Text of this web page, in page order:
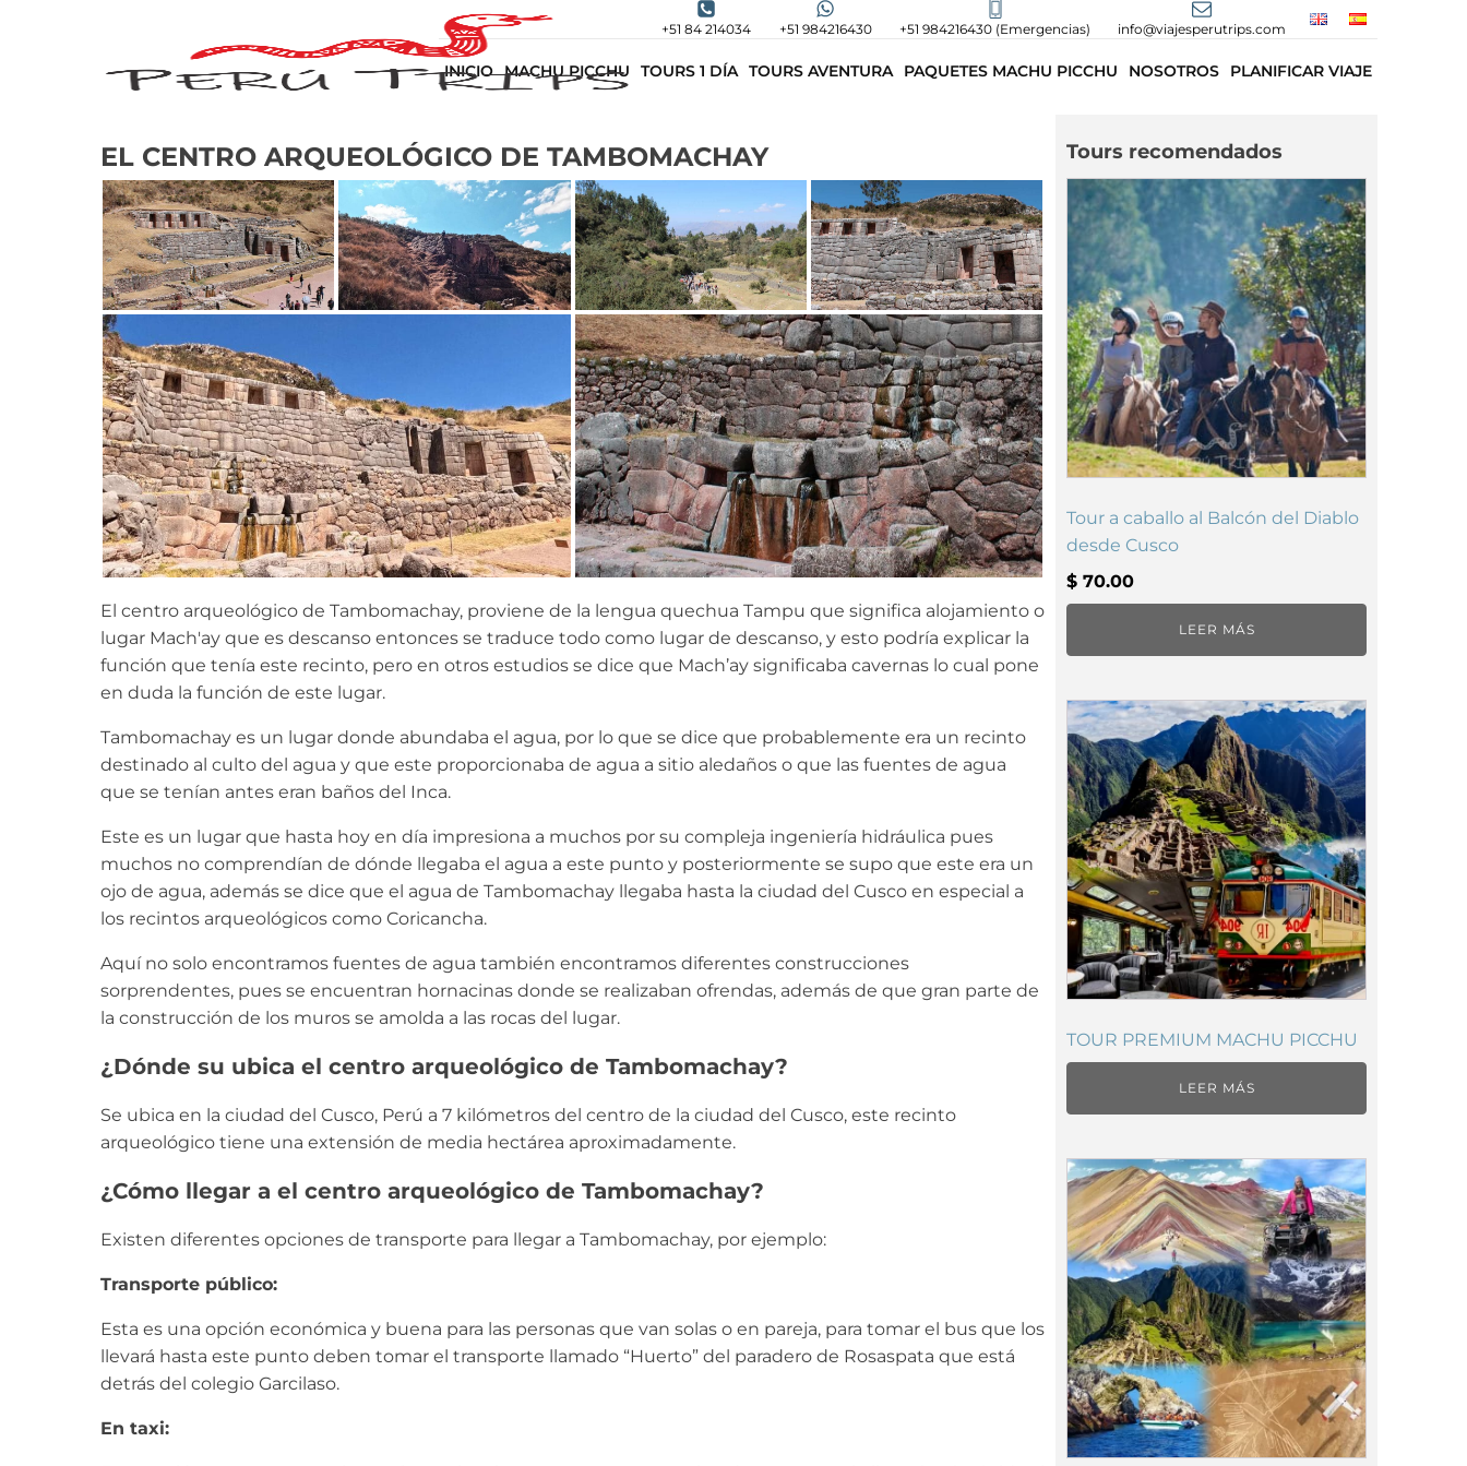
+51 84 214034 +51 984216430 +51 984216430 (Emergencias) info@viajesperutrips.com
INICIO MACHU PICCHU TOURS 1 DÍA TOURS AVENTURA PAQUETES MACHU PICCHU NOSOTROS PLANIFICAR VIAJE
EL CENTRO ARQUEOLÓGICO DE TAMBOMACHAY
El centro arqueológico de Tambomachay, proviene de la lengua quechua Tampu que significa alojamiento o
lugar Mach'ay que es descanso entonces se traduce todo como lugar de descanso, y esto podría explicar la
función que tenía este recinto, pero en otros estudios se dice que Mach’ay significaba cavernas lo cual pone
en duda la función de este lugar.
Tambomachay es un lugar donde abundaba el agua, por lo que se dice que probablemente era un recinto
destinado al culto del agua y que este proporcionaba de agua a sitio aledaños o que las fuentes de agua
que se tenían antes eran baños del Inca.
Este es un lugar que hasta hoy en día impresiona a muchos por su compleja ingeniería hidráulica pues
muchos no comprendían de dónde llegaba el agua a este punto y posteriormente se supo que este era un
ojo de agua, además se dice que el agua de Tambomachay llegaba hasta la ciudad del Cusco en especial a
los recintos arqueológicos como Coricancha.
Aquí no solo encontramos fuentes de agua también encontramos diferentes construcciones
sorprendentes, pues se encuentran hornacinas donde se realizaban ofrendas, además de que gran parte de
la construcción de los muros se amolda a las rocas del lugar.
¿Dónde su ubica el centro arqueológico de Tambomachay?
Se ubica en la ciudad del Cusco, Perú a 7 kilómetros del centro de la ciudad del Cusco, este recinto
arqueológico tiene una extensión de media hectárea aproximadamente.
¿Cómo llegar a el centro arqueológico de Tambomachay?
Existen diferentes opciones de transporte para llegar a Tambomachay, por ejemplo:
Transporte público:
Esta es una opción económica y buena para las personas que van solas o en pareja, para tomar el bus que los
llevará hasta este punto deben tomar el transporte llamado “Huerto” del paradero de Rosaspata que está
detrás del colegio Garcilaso.
En taxi:
Tours recomendados
Tour a caballo al Balcón del Diablo
desde Cusco
$ 70.00
LEER MÁS
TOUR PREMIUM MACHU PICCHU
LEER MÁS